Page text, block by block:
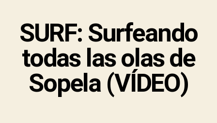
SURF: Surfeando
todas las olas de
Sopela (VÍDEO)